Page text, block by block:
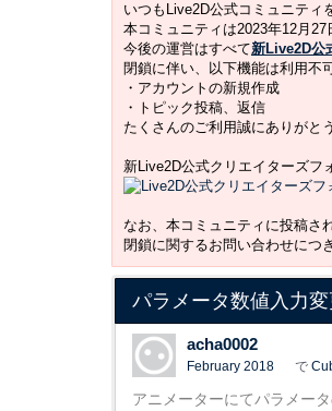
いつもLive2D公式コミュニティ
本コミュニティは2023年12月27
今後の運営はすべて新Live2D公
閉鎖に伴い、以下機能は利用不
・アカウントの新規作成
・トピック投稿、返信
たくさんのご利用誠にありがと
新Live2D公式クリエイターズフ
なお、本コミュニティに投稿さ
閉鎖に関するお問い合わせにつ
パラメータ数値入力
acha0002
February 2018 で
アニメーターにてパラメー